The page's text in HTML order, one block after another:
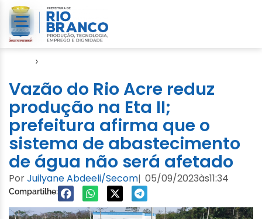
›
Vazão do Rio Acre reduz
produção na Eta II;
prefeitura afirma que o
sistema de abastecimento
de água não será afetado
PorJuilyane Abdeeli/Secom| 05/09/2023às11:34
Compartilhe: